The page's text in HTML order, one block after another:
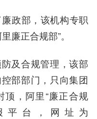
政部，该机构专职
廉正合规部”。
及合规管理，该部
部部门，只向集团
顶，阿里“廉正合规
平台，网址为